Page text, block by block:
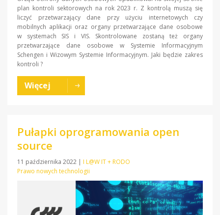
plan kontroli sektorowych na rok 2023 r. Z kontrolą muszą się
liczyć przetwarzający dane przy użyciu internetowych czy
mobilnych aplikacji oraz organy przetwarzające dane osobowe
w systemach SIS i VIS. Skontrolowane zostaną też organy
przetwarzające dane osobowe w Systemie Informacyjnym
Schengen i Wizowym Systemie Informacyjnym. Jaki będzie zakres
kontroli ?
Więcej
Pułapki oprogramowania open
source
11 października 2022 | I L@W IT + RODO
Prawo nowych technologii